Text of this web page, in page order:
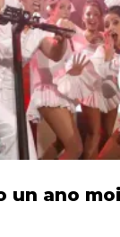
un ano moi